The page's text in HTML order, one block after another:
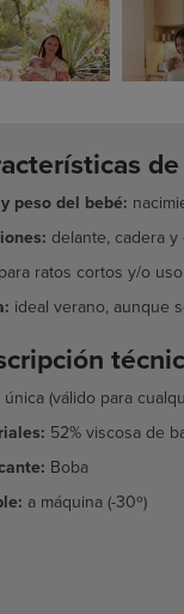
peso del bebé:
delante, cadera y
para ratos cortos y/o
ideal verano, aunque
única (válido para
52% viscosa de
Boba
a máquina (-30º)